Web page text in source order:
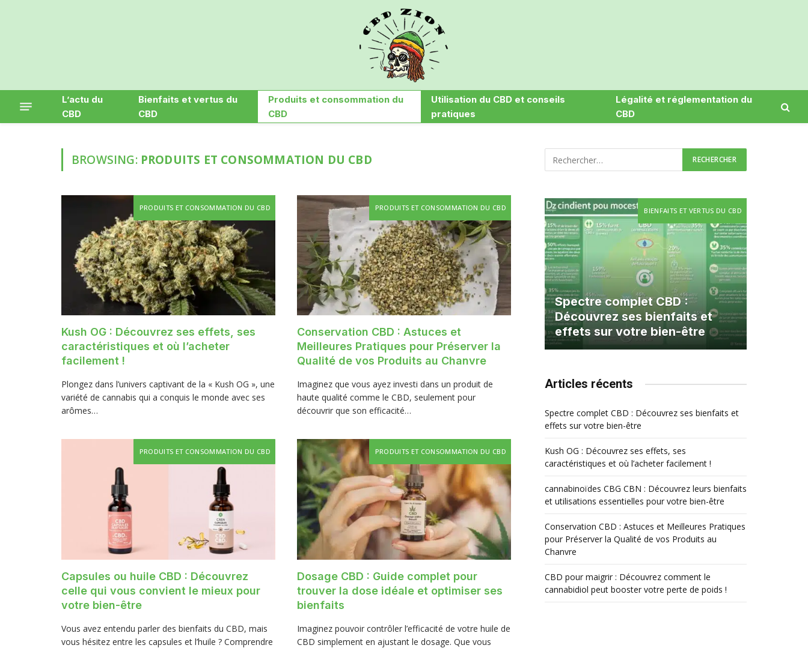
L’actu du
CBD
Bienfaits et vertus du
CBD
Produits et consommation du
CBD
Utilisation du CBD et conseils
pratiques
Légalité et réglementation du
CBD
BROWSING: PRODUITS ET CONSOMMATION DU CBD
PRODUITS ET CONSOMMATION DU CBD
Kush OG : Découvrez ses effets, ses
caractéristiques et où l’acheter
facilement !
Plongez dans l’univers captivant de la « Kush OG », une
variété de cannabis qui a conquis le monde avec ses
arômes…
PRODUITS ET CONSOMMATION DU CBD
Conservation CBD : Astuces et
Meilleures Pratiques pour Préserver la
Qualité de vos Produits au Chanvre
Imaginez que vous ayez investi dans un produit de
haute qualité comme le CBD, seulement pour
découvrir que son efficacité…
PRODUITS ET CONSOMMATION DU CBD
Capsules ou huile CBD : Découvrez
celle qui vous convient le mieux pour
votre bien-être
Vous avez entendu parler des bienfaits du CBD, mais
vous hésitez entre les capsules et l’huile ? Comprendre
PRODUITS ET CONSOMMATION DU CBD
Dosage CBD : Guide complet pour
trouver la dose idéale et optimiser ses
bienfaits
Imaginez pouvoir contrôler l’efficacité de votre huile de
CBD simplement en ajustant le dosage. Que vous
BIENFAITS ET VERTUS DU CBD
Spectre complet CBD :
Découvrez ses bienfaits et
effets sur votre bien-être
Articles récents
Spectre complet CBD : Découvrez ses bienfaits et
effets sur votre bien-être
Kush OG : Découvrez ses effets, ses
caractéristiques et où l’acheter facilement !
cannabinoïdes CBG CBN : Découvrez leurs bienfaits
et utilisations essentielles pour votre bien-être
Conservation CBD : Astuces et Meilleures Pratiques
pour Préserver la Qualité de vos Produits au
Chanvre
CBD pour maigrir : Découvrez comment le
cannabidiol peut booster votre perte de poids !